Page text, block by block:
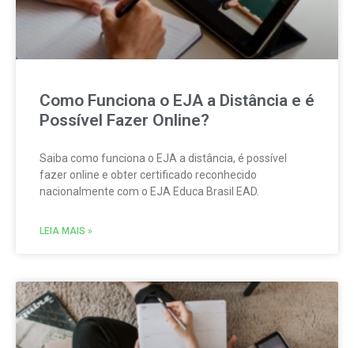
Como Funciona o EJA a Distância e é
Possível Fazer Online?
Saiba como funciona o EJA a distância, é possível
fazer online e obter certificado reconhecido
nacionalmente com o EJA Educa Brasil EAD.
LEIA MAIS »